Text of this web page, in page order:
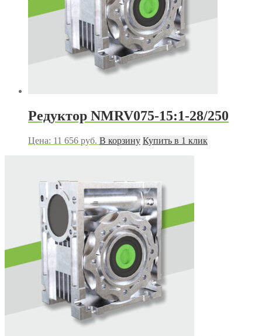
Редуктор NMRV075-15:1-28/250
Цена: 11 656 руб. В корзину Купить в 1 клик